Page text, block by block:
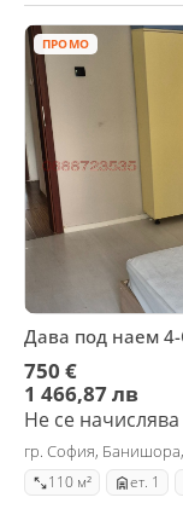
ПРОМО
Дава под наем
750 €
1 466,87 лв
Не се
гр. София,
110 м² ет. 1